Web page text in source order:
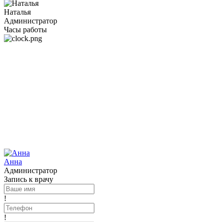
Наталья
Администратор
Часы работы
Анна
Администратор
Запись к врачу
!
!